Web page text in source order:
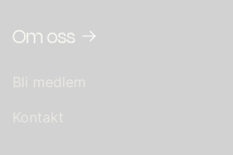
Om oss
Bli medlem
Kontakt